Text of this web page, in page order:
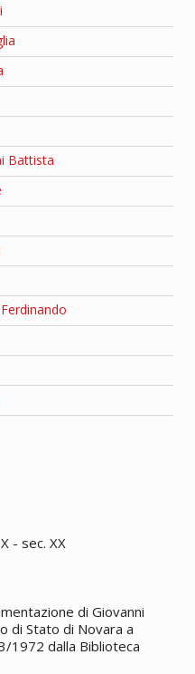
Battista
- sec. XX
di Giovanni
di Stato di Novara a
1972 dalla Biblioteca